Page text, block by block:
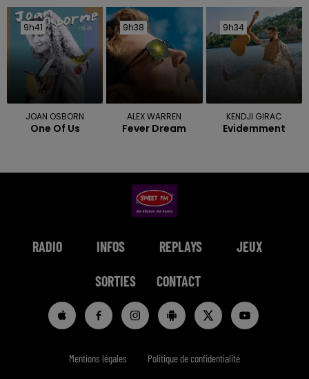
9h41
9h41
JOAN OSBORN
One Of Us
9h38
9h38
ALEX WARREN
Fever Dream
9h34
9h34
KENDJI GIRAC
Evidemment
RADIO INFOS REPLAYS JEUX
SORTIES CONTACT
Mentions légales Politique de confidentialité